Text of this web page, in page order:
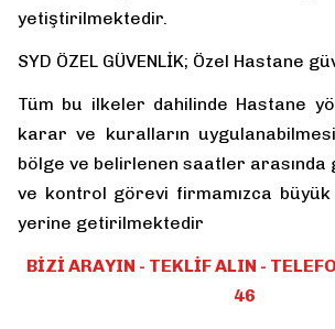
yetiştirilmektedir.
SYD ÖZEL GÜVENLİK; Özel Hastane
Tüm bu ilkeler dahilinde Hastane
karar ve kuralların
bölge ve belirlenen saatler arasında
ve kontrol görevi firmamızca
yerine getirilmektedir
BİZİ ARAYIN - TEKLİF ALIN -
46